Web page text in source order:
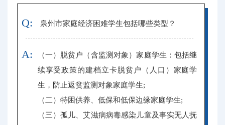
Q: 泉州市家庭经济困难学生包括哪些类型？
A:
（一）脱贫户（含监测对象）家庭学生：包括继
续享受政策的建档立卡脱贫户（人口）家庭学
生，防止返贫监测对象家庭学生;
（二）特困供养、低保和低保边缘家庭学生;
（三）孤儿、艾滋病病毒感染儿童及事实无人抚